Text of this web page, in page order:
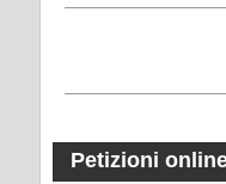
Petizioni